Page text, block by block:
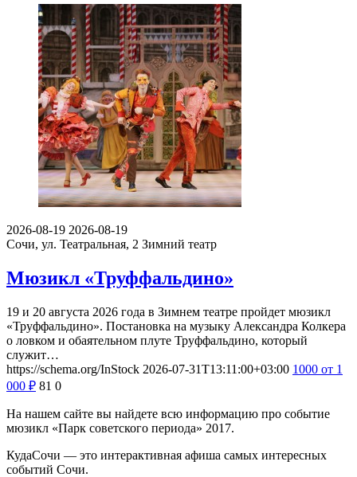
2026-08-19 2026-08-19
Сочи, ул. Театральная, 2 Зимний театр
Мюзикл «Труффальдино»
19 и 20 августа 2026 года в Зимнем театре пройдет мюзикл
«Труффальдино». Постановка на музыку Александра Колкера
о ловком и обаятельном плуте Труффальдино, который
служит…
https://schema.org/InStock 2026-07-31T13:11:00+03:00 1000 от 1
000 ₽ 81 0
На нашем сайте вы найдете всю информацию про событие
мюзикл «Парк советского периода» 2017.
КудаСочи — это интерактивная афиша самых интересных
событий Сочи.